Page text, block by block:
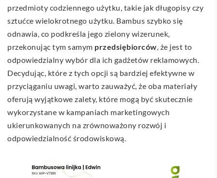
przedmioty codziennego użytku, takie jak długopisy czy
sztućce wielokrotnego użytku. Bambus szybko się
odnawia, co podkreśla jego zielony wizerunek,
przekonując tym samym przedsiębiorców, że jest to
odpowiedzialny wybór dla ich gadżetów reklamowych.
Decydując, które z tych opcji są bardziej efektywne w
przyciąganiu uwagi, warto zauważyć, że oba materiały
oferują wyjątkowe zalety, które mogą być skutecznie
wykorzystane w kampaniach marketingowych
ukierunkowanych na zrównoważony rozwój i
odpowiedzialność środowiskową.